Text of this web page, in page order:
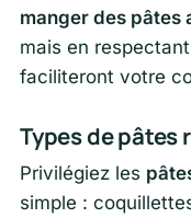
manger des pâtes
mais en
faciliteront votre
Types de pâtes
Privilégiez les
simple :